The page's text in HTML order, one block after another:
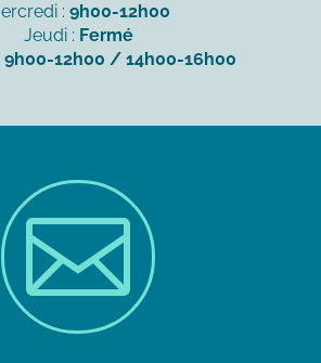
: 9h00-12h00
Jeudi : Fermé
9h00-12h00 / 14h00-16h00
